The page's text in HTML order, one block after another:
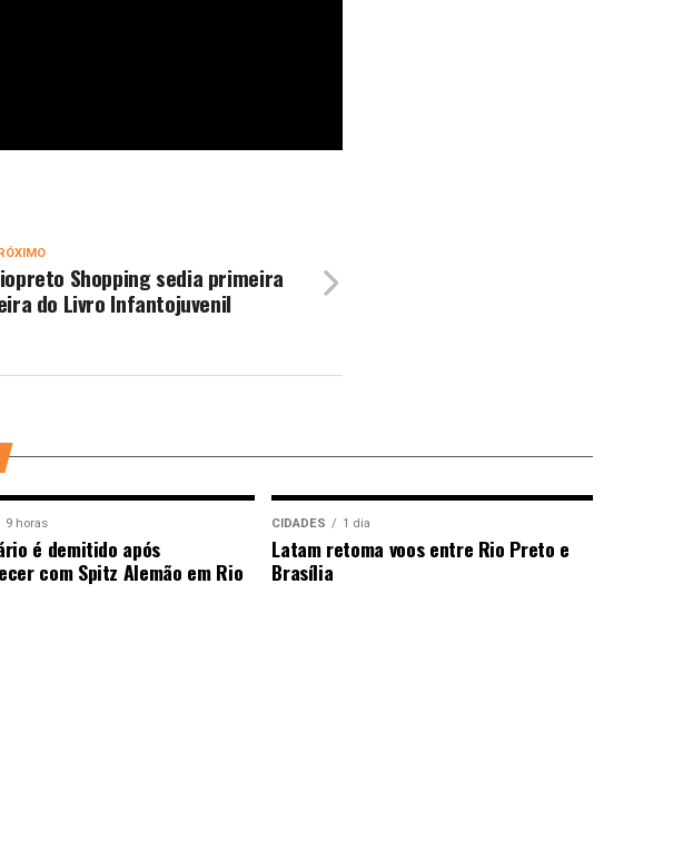
Shopping sedia primeira
do Livro Infantojuvenil
9 horas
é demitido após
com Spitz Alemão em Rio
CIDADES 1 dia
Latam retoma voos entre Rio Preto e
Brasília